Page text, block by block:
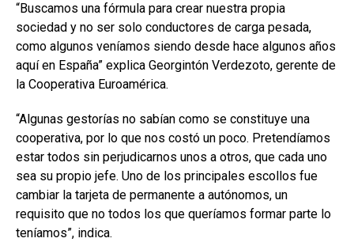
“Buscamos una fórmula para crear nuestra propia
sociedad y no ser solo conductores de carga pesada,
como algunos veníamos siendo desde hace algunos años
aquí en España” explica Georgintón Verdezoto, gerente de
la Cooperativa Euroamérica.
“Algunas gestorías no sabían como se constituye una
cooperativa, por lo que nos costó un poco. Pretendíamos
estar todos sin perjudicarnos unos a otros, que cada uno
sea su propio jefe. Uno de los principales escollos fue
cambiar la tarjeta de permanente a autónomos, un
requisito que no todos los que queríamos formar parte lo
teníamos”, indica.